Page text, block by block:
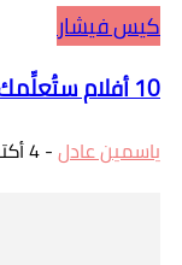
كيس فيشار
10 أفلام ستُعلِّمك فَن اقتناص الفرص الثانية
ياسمين عادل-4 أكتوبر، 2017